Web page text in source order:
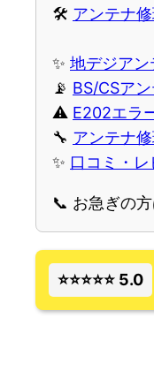
🛠 アンテナ
✨ 地デジア
📡 BS/CSア
⚠️ E202エラ
🔧 アンテナ
✨ 口コミ・
📞 お急ぎの
⭐⭐⭐⭐⭐ 5.0